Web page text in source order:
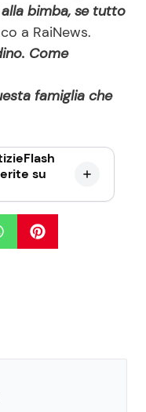
bimba, se tutto
a RaiNews.
Come
famiglia che
su